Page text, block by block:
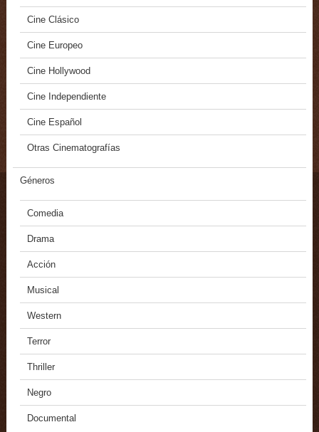
Cine Clásico
Cine Europeo
Cine Hollywood
Cine Independiente
Cine Español
Otras Cinematografías
Géneros
Comedia
Drama
Acción
Musical
Western
Terror
Thriller
Negro
Documental